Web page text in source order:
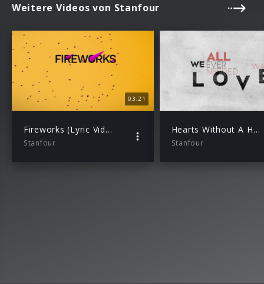
Weitere Videos von Stanfour
03:21
Fireworks (Lyric Video)
Stanfour
Hearts Without A Home feat. Decco (Lyric Video)
Stanfour